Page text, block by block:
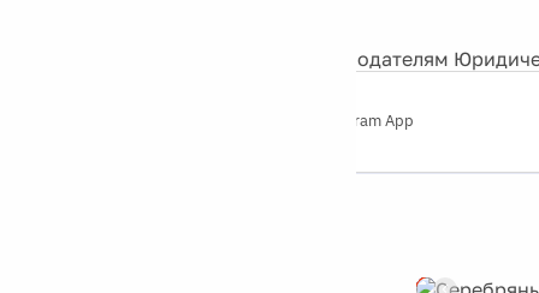
Рекламодателям
Telegram App